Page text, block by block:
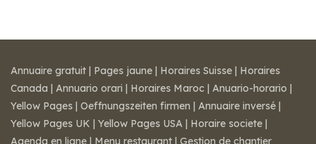
Annuaire gratuit | Pages jaune | Horaires Suisse | Horaires
Canada | Annuario orari | Horaires Maroc | Anuario-horario |
Yellow Pages | Oeffnungszeiten firmen | Annuaire inversé |
Yellow Pages UK | Yellow Pages USA | Horaire societe |
Agenda en ligne | Menu restaurant | Gestion de chantier